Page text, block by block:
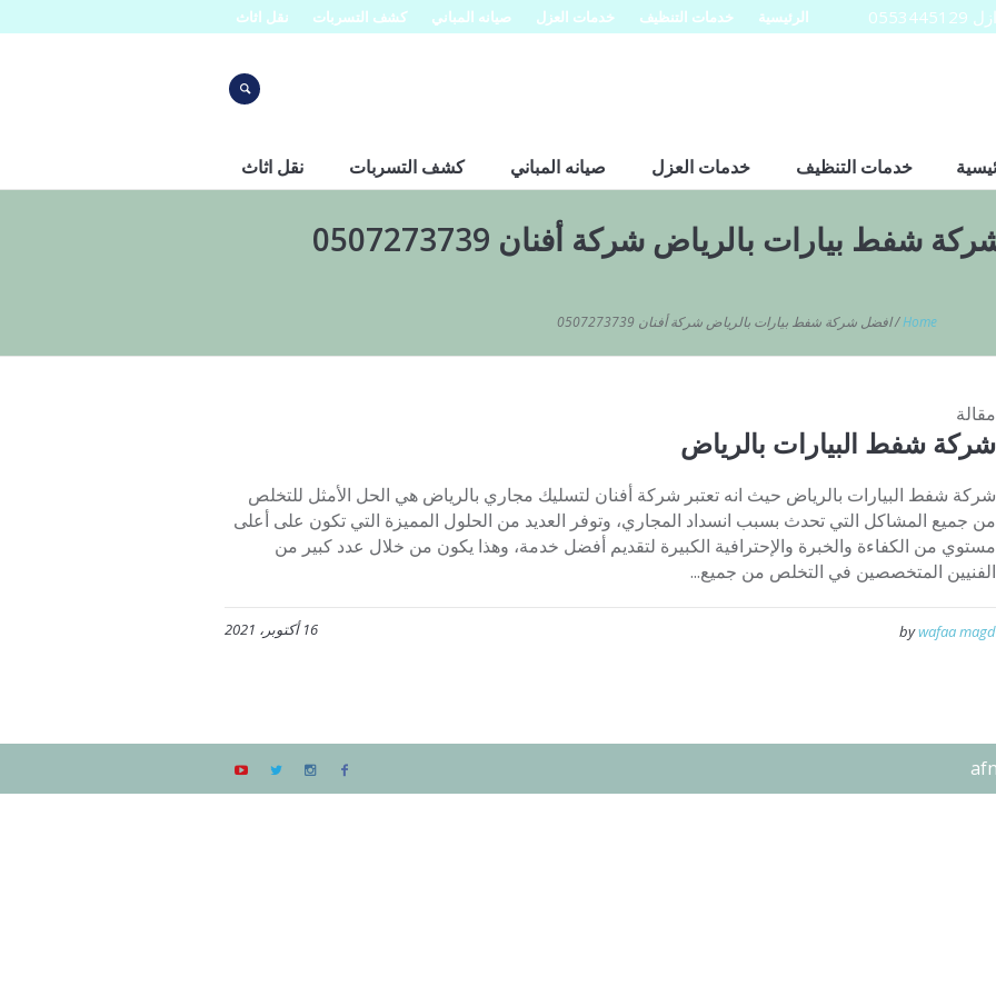
الرئيسية خدمات التنظيف خدمات العزل صيانه المباني كشف التسربات نقل اثاث
خدمات التنظيف خدمات العزل صيانه المباني كشف التسربات نقل اثاث
شفط بيارات بالرياض شركة أفنان 0507273739
Home
/افضل شركة شفط بيارات بالرياض شركة أفنان 0507273739
مقالة
شركة شفط البيارات بالرياض
شركة شفط البيارات بالرياض حيث انه تعتبر شركة أفنان لتسليك مجاري بالرياض هي الحل الأمثل للتخلص
من جميع المشاكل التي تحدث بسبب انسداد المجاري، وتوفر العديد من الحلول المميزة التي تكون على أعلى
مستوي من الكفاءة والخبرة والإحترافية الكبيرة لتقديم أفضل خدمة، وهذا يكون من خلال عدد كبير من
الفنيين المتخصصين في التخلص من جميع...
16 أكتوبر، 2021 bywafaa magd